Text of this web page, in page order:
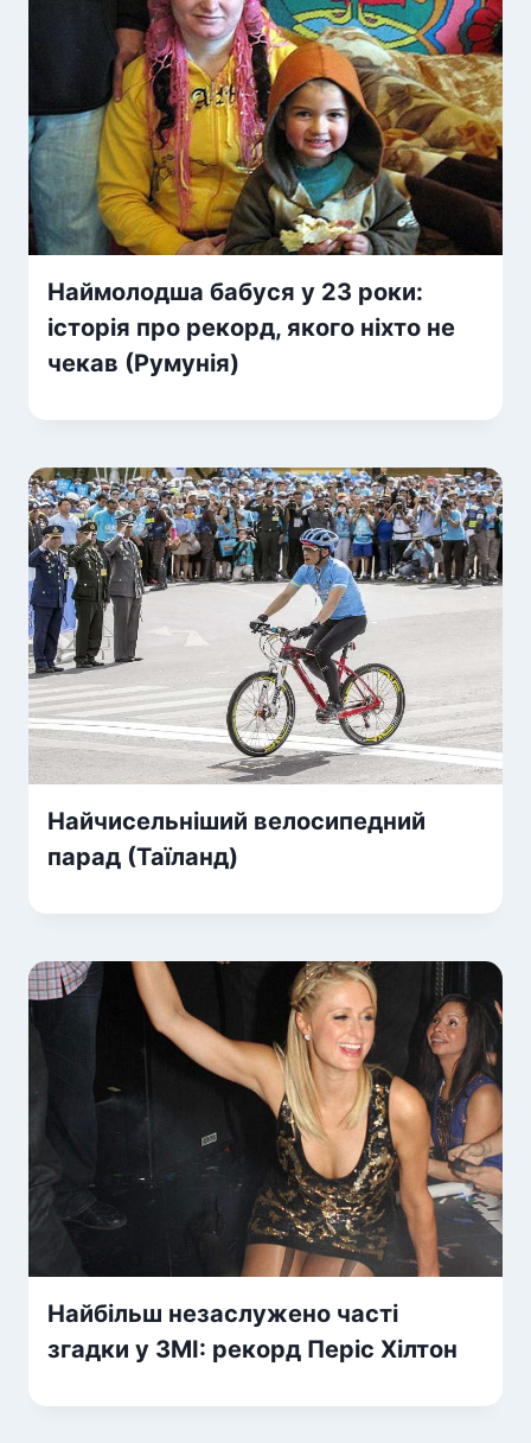
Наймолодша бабуся у 23 роки:
історія про рекорд, якого ніхто не
чекав (Румунія)
Найчисельніший велосипедний
парад (Таїланд)
Найбільш незаслужено часті
згадки у ЗМІ: рекорд Періс Хілтон